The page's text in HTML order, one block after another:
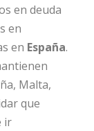
en deuda
en
en España.
Malta,
que
ir